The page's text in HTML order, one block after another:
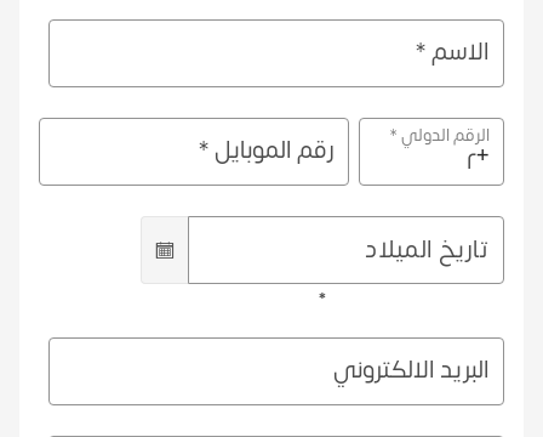
الاسم *
الرقم الدولي *
+ رقم الموبايل *
*
البريد الالكتروني